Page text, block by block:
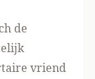
de
vriend